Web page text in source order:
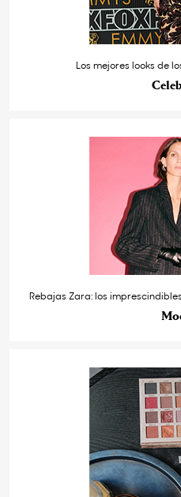
Los mejores looks de
Rebajas Zara: los